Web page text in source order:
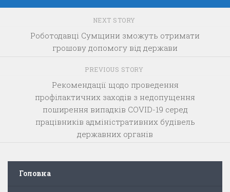
NEXT STORY
Роботодавці Сумщини зможуть отримати
грошову допомогу від держави
PREVIOUS STORY
Рекомендації щодо проведення
профілактичних заходів з недопущення
поширення випадків COVID-19 серед
працівників адміністративних будівель
державних органів
Головна